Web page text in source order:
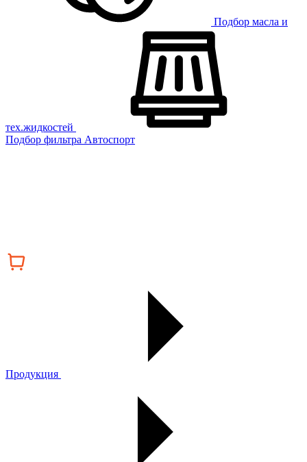
Подбор масла и
тех.жидкостей
Подбор фильтра Автоспорт
Продукция